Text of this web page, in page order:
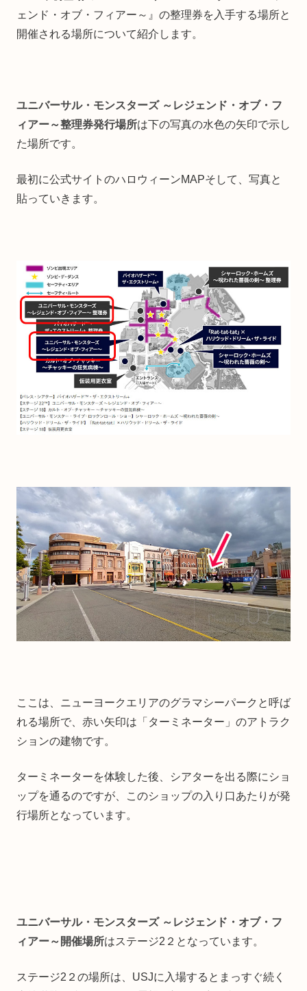
ェンド・オブ・フィアー～』の整理券を入手する場所と
開催される場所について紹介します。
ユニバーサル・モンスターズ ～レジェンド・オブ・フ
ィアー～整理券発行場所は下の写真の水色の矢印で示し
た場所です。
最初に公式サイトのハロウィーンMAPそして、写真と
貼っていきます。
ここは、ニューヨークエリアのグラマシーパークと呼ば
れる場所で、赤い矢印は「ターミネーター」のアトラク
ションの建物です。
ターミネーターを体験した後、シアターを出る際にショ
ップを通るのですが、このショップの入り口あたりが発
行場所となっています。
ユニバーサル・モンスターズ ～レジェンド・オブ・フ
ィアー～開催場所はステージ2２となっています。
ステージ2２の場所は、USJに入場するとまっすぐ続く